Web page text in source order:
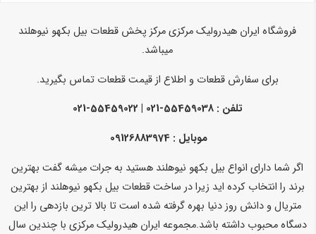
فروشگاه ایران هیدرولیک مرکزی مرکز پخش قطعات بیل بکهو نیوهلند
میباشد.
برای سفارش قطعات و اطلاع از قیمت قطعات تماس بگیرید.
تلفن :55459038-021 | 55459022-021
موبایل : 09126883974
اگر شما دارای انواع بیل بکهو نیوهلند هستید به جرات میشه گفت بهترین
برند را انتخاب کرده اید زیرا در ساخت قطعات بیل بکهو نیوهلند از بهترین
متریال و دانش روز دنیا بهره گرفته شده است تا بالا ترین بازدهی را این
دسگاه محبوب داشته باشد.مجموعه ایران هیدرولیک مرکزی با چندین سال